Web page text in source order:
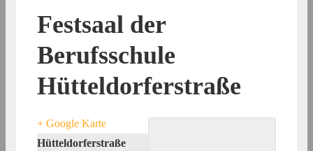
Festsaal der
Berufsschule
Hütteldorferstraße
+ Google Karte
Hütteldorferstraße